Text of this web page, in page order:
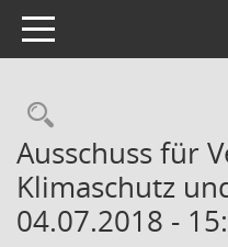
Toggle navigation
Ausschuss für
Klimaschutz
04.07.2018 -